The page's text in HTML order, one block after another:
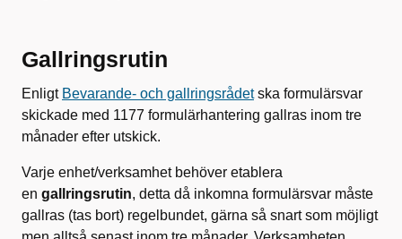
Gallringsrutin
Enligt Bevarande- och gallringsrådetska formulärsvar
skickade med 1177 formulärhantering gallras inom tre
månader efter utskick.
Varje enhet/verksamhet behöver etablera
en gallringsrutin, detta då inkomna formulärsvar måste
gallras (tas bort) regelbundet, gärna så snart som möjligt